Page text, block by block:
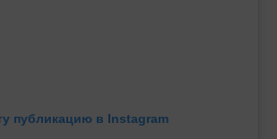
публикацию в Instagram